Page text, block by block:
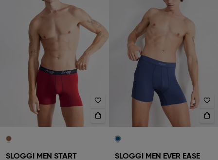
SLOGGI MEN START
SLOGGI MEN EVER EASE